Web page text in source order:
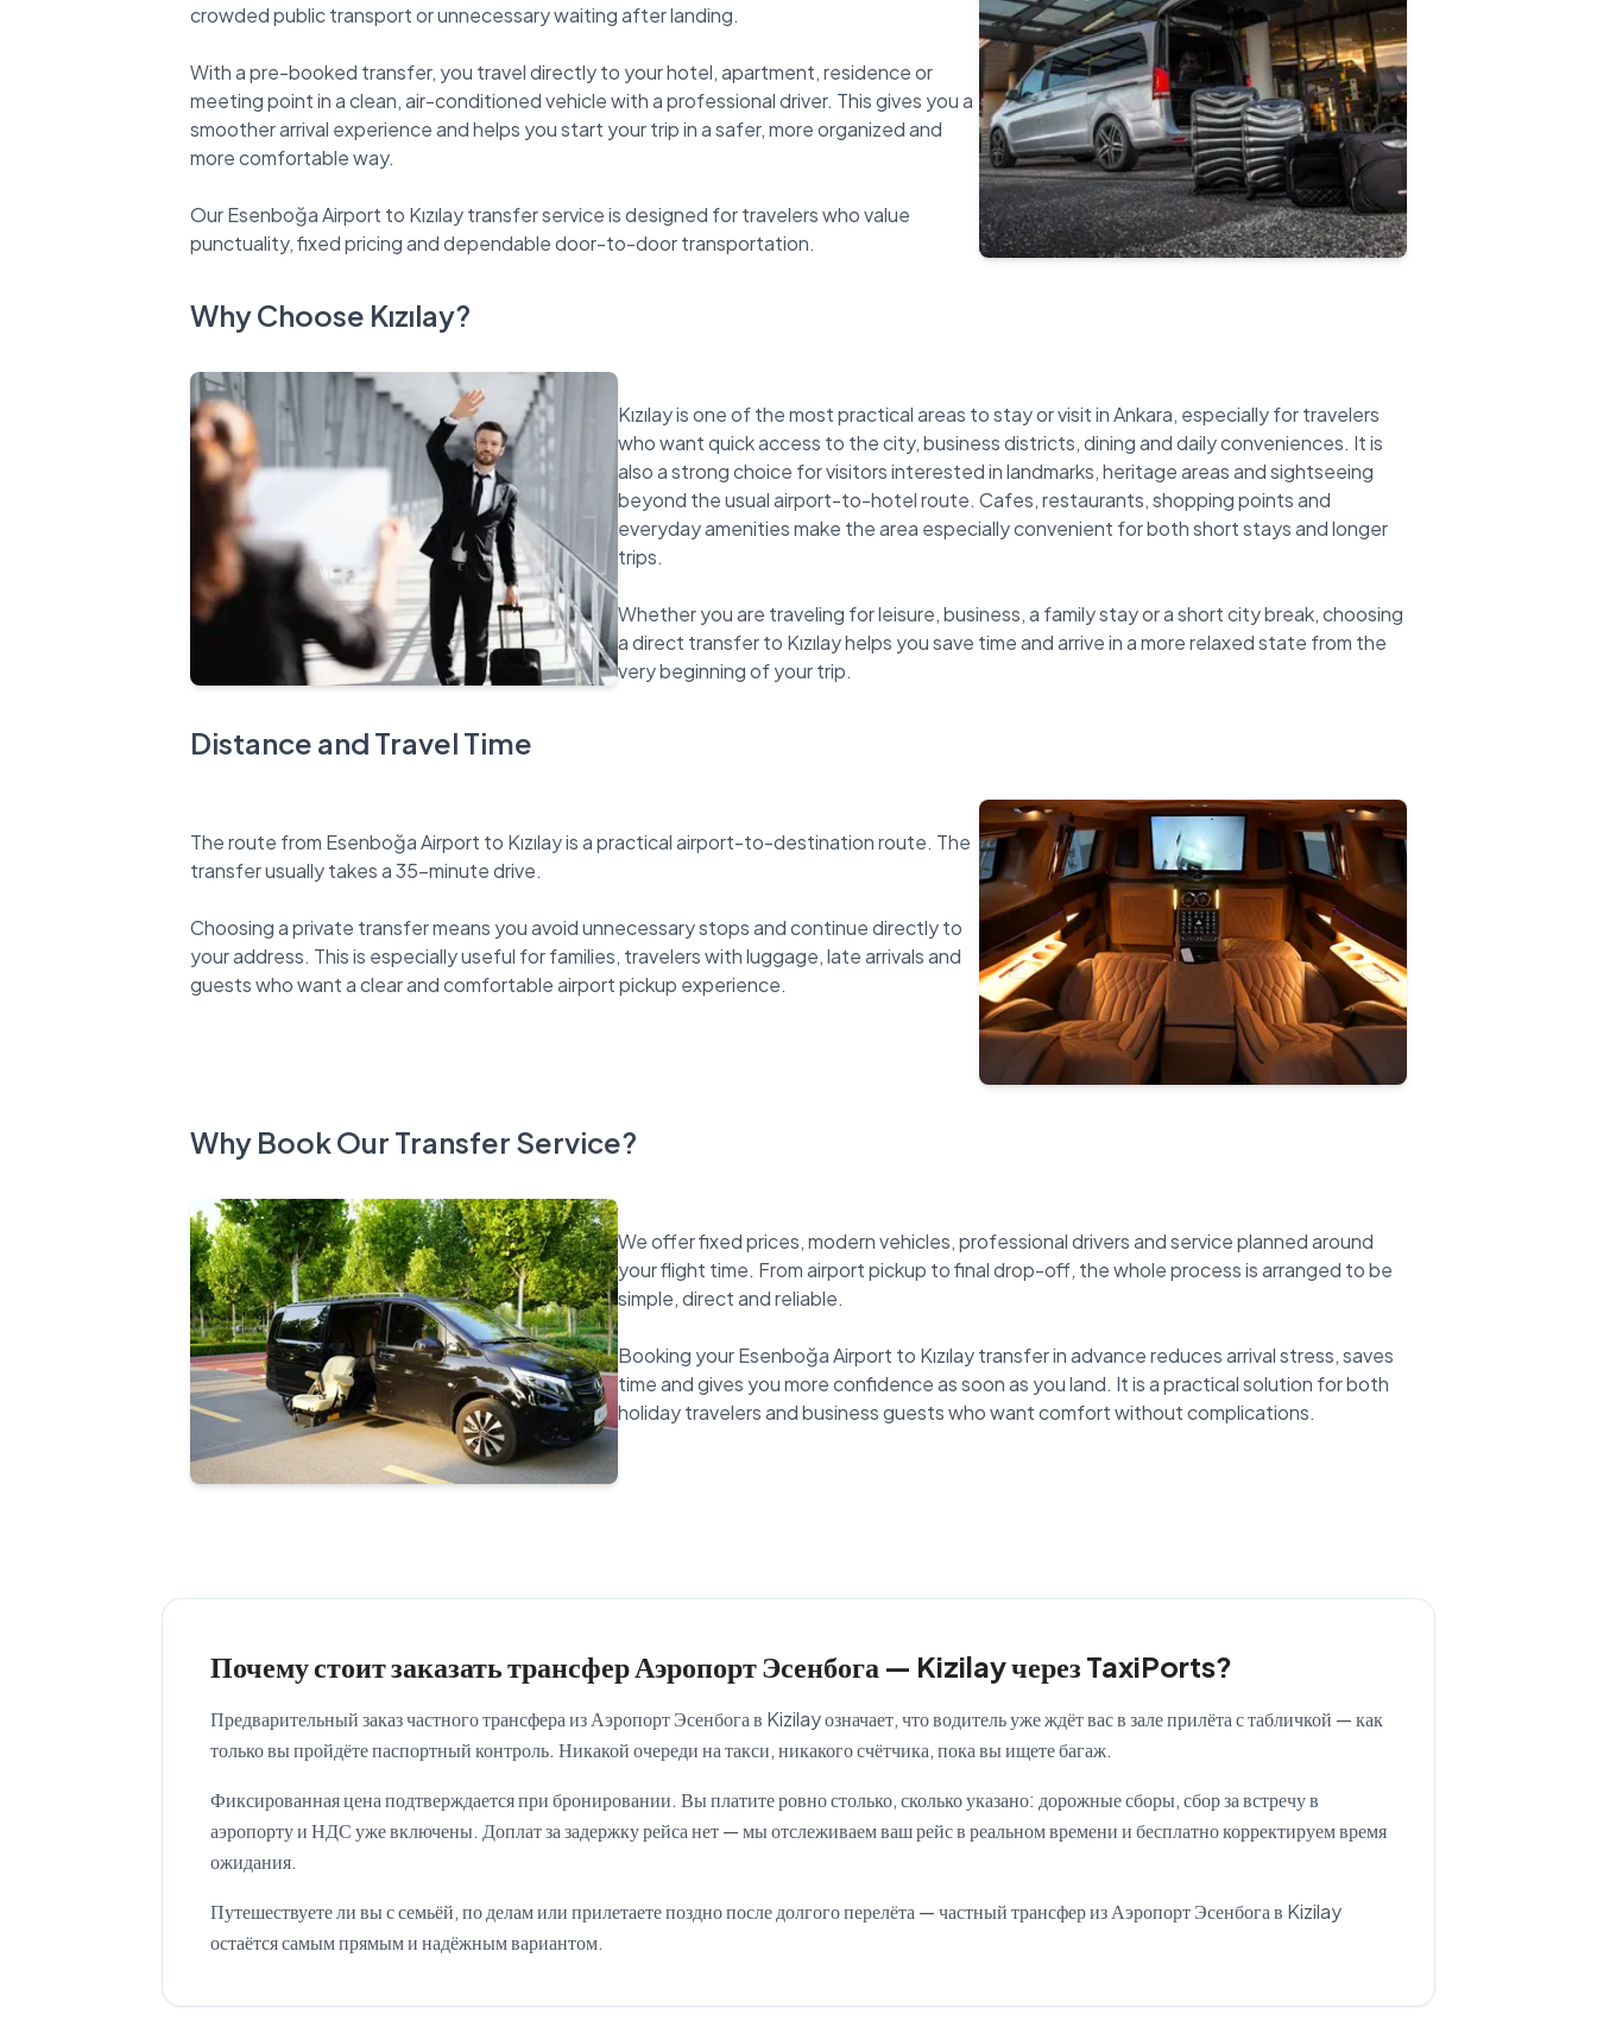
crowded public transport or unnecessary waiting after landing.
With a pre-booked transfer, you travel directly to your hotel, apartment, residence or
meeting point in a clean, air-conditioned vehicle with a professional driver. This gives you a
smoother arrival experience and helps you start your trip in a safer, more organized and
more comfortable way.
Our Esenboğa Airport to Kızılay transfer service is designed for travelers who value
Why Choose Kızılay?
Kızılay is one of the most practical areas to stay or visit in Ankara, especially for travelers
who want quick access to the city, business districts, dining and daily conveniences. It is
also a strong choice for visitors interested in landmarks, heritage areas and sightseeing
beyond the usual airport-to-hotel route. Cafes, restaurants, shopping points and
everyday amenities make the area especially convenient for both short stays and longer
trips.
Whether you are traveling for leisure, business, a family stay or a short city break, choosing
a direct transfer to Kızılay helps you save time and arrive in a more relaxed state from the
Distance and Travel Time
The route from Esenboğa Airport to Kızılay is a practical airport-to-destination route. The
transfer usually takes a 35-minute drive.
Choosing a private transfer means you avoid unnecessary stops and continue directly to
your address. This is especially useful for families, travelers with luggage, late arrivals and
Why Book Our Transfer Service?
We offer fixed prices, modern vehicles, professional drivers and service planned around
your flight time. From airport pickup to final drop-off, the whole process is arranged to be
simple, direct and reliable.
Booking your Esenboğa Airport to Kızılay transfer in advance reduces arrival stress, saves
time and gives you more confidence as soon as you land. It is a practical solution for both
Почему стоит заказать трансфер Аэропорт Эсенбога — Kizilay через TaxiPorts?
Предварительный заказ частного трансфера из Аэропорт Эсенбога в Kizilay означает, что водитель уже ждёт вас в зале прилёта с табличкой — как
только вы пройдёте паспортный контроль. Никакой очереди на такси, никакого счётчика, пока вы ищете багаж.
Фиксированная цена подтверждается при бронировании. Вы платите ровно столько, сколько указано: дорожные сборы, сбор за встречу в
аэропорту и НДС уже включены. Доплат за задержку рейса нет — мы отслеживаем ваш рейс в реальном времени и бесплатно корректируем время
ожидания.
Путешествуете ли вы с семьёй, по делам или прилетаете поздно после долгого перелёта — частный трансфер из Аэропорт Эсенбога в Kizilay
остаётся самым прямым и надёжным вариантом.